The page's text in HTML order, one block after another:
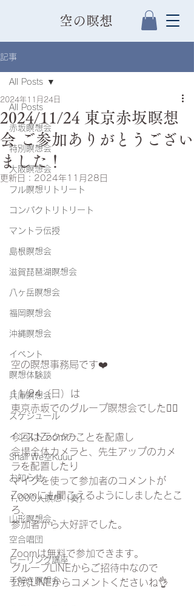
​空の瞑想
記事
All Posts
赤坂瞑想会
特別瞑想会
大阪瞑想会
フル瞑想リトリート
コンパクトリトリート
マントラ伝授
島根瞑想会
滋賀琵琶湖瞑想会
八ヶ岳瞑想会
福岡瞑想会
沖縄瞑想会
イベント
瞑想体験談
兵庫瞑想会
スケジュール
インストラクター
Shall We空Kuuu
お知らせ
1,000人瞑想「奏」
山形瞑想会
空合唱団
ヒーリング講座
手解き瞑想会
All Posts
2024/11/24 東京赤坂瞑想
会 ご参加ありがとうござい
ました！
2024年11月24日
更新日： 2024年11月28日
空の瞑想事務局です❤️
11/24（日）は
東京赤坂でのグループ瞑想会でした🧘‍♀️
今回はZoomのことを配慮し
会場全体カメラと、先生アップのカメ
ラを配置したり
マイクを使って参加者のコメントが
Zoomにも聞こえるようにしましたとこ
ろ、
参加者から大好評でした。
Zoomは無料で参加できます。
グループLINEからご招待中なので
公式LINEからコメントくださいね👌